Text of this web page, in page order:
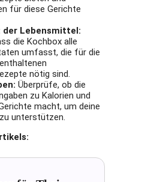
für diese Gerichte
Lebensmittel:
die Kochbox alle
umfasst, die für die
nötig sind.
Überprüfe, ob die
zu Kalorien und
macht, um deine
unterstützen.